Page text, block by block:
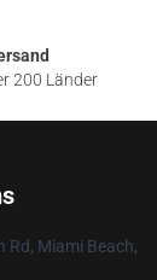
200 Länder
Rd, Miami Beach,